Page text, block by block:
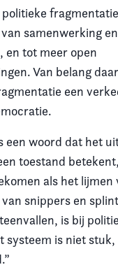
samenwerking
en tot meer open
Van belang
een
een woord dat het
toestand
als het lijmen
snippers en
is bij
systeem is niet